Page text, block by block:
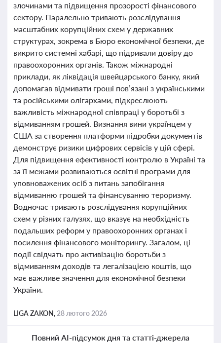
злочинами та підвищення прозорості фінансового
сектору. Паралельно тривають розслідування
масштабних корупційних схем у державних
структурах, зокрема в Бюро економічної безпеки, де
викрито системні хабарі, що підривали довіру до
правоохоронних органів. Також міжнародні
приклади, як ліквідація швейцарського банку, який
допомагав відмивати гроші пов’язані з українськими
та російськими олігархами, підкреслюють
важливість міжнародної співпраці у боротьбі з
відмиванням грошей. Визнання вини українцем у
США за створення платформи підробки документів
демонструє ризики цифрових сервісів у цій сфері.
Для підвищення ефективності контролю в Україні та
за її межами розвиваються освітні програми для
уповноважених осіб з питань запобігання
відмиванню грошей та фінансуванню тероризму.
Водночас тривають розслідування корупційних
схем у різних галузях, що вказує на необхідність
подальших реформ у правоохоронних органах і
посилення фінансового моніторингу. Загалом, ці
події свідчать про активізацію боротьби з
відмиванням доходів та легалізацією коштів, що
має важливе значення для економічної безпеки
України.
LIGA ZAKON, 28 лютого 2026
Повний AI-підсумок дня та статті-джерела